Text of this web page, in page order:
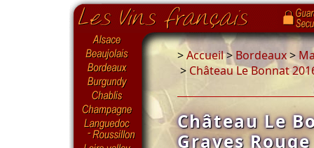
>Accueil>Bordeaux>
> Château Le Bonnat
Château Le
Graves Rouge